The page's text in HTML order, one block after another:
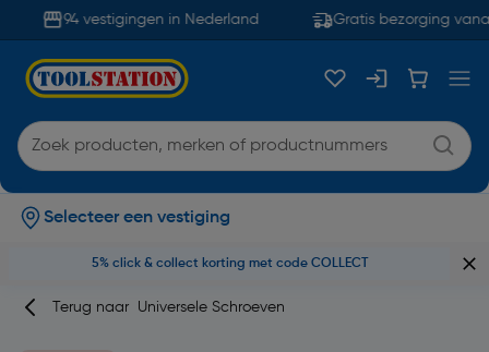
94 vestigingen in Nederland Gratis bezorging vanaf
Selecteer een vestiging
5% click & collect korting met code COLLECT
Terug naar Universele Schroeven